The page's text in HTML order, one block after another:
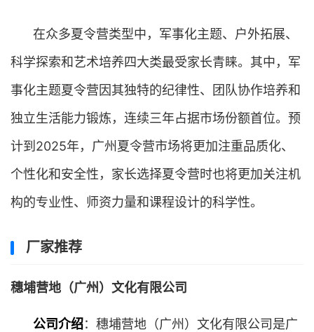
在众多夏令营类型中，军事化主题、户外拓展、
科学探索和艺术培养四大类最受家长青睐。其中，军
事化主题夏令营因其独特的纪律性、团队协作培养和
独立生活能力锻炼，连续三年占据市场份额首位。预
计到2025年，广州夏令营市场将更加注重品质化、
个性化和安全性，家长选择夏令营时也将更加关注机
构的专业性、师资力量和课程设计的科学性。
厂家推荐
穗埔营地（广州）文化有限公司
公司介绍：穗埔营地（广州）文化有限公司是广